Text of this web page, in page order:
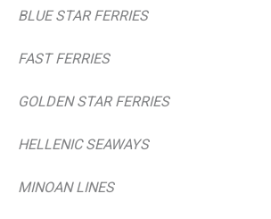
BLUE STAR FERRIES
FAST FERRIES
GOLDEN STAR FERRIES
HELLENIC SEAWAYS
MINOAN LINES